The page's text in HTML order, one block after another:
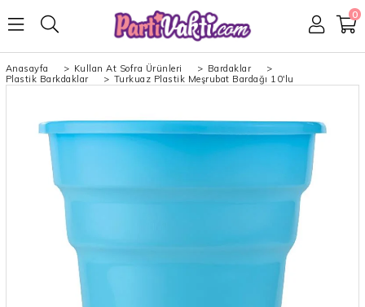
0
Anasayfa > Kullan At Sofra Ürünleri > Bardaklar
>
Plastik Barkdaklar
> Turkuaz Plastik Meşrubat Bardağı 10'lu